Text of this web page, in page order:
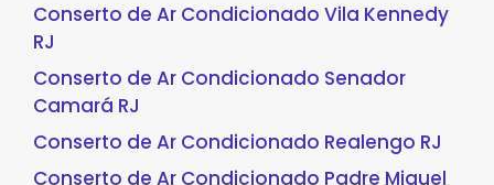
Conserto de Ar Condicionado Vila Kennedy
RJ
Conserto de Ar Condicionado Senador
Camará RJ
Conserto de Ar Condicionado Realengo RJ
Conserto de Ar Condicionado Padre Miguel